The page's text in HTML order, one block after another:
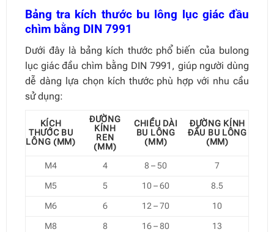
Bảng tra kích thước bu lông lục giác đầu
chìm bằng DIN 7991
Dưới đây là bảng kích thước phổ biến của bulong
lục giác đầu chìm bằng DIN 7991, giúp người dùng
dễ dàng lựa chọn kích thước phù hợp với nhu cầu
sử dụng:
KÍCH
THƯỚC BU
LÔNG (MM)
ĐƯỜNG
KÍNH
REN
(MM)
CHIỀU DÀI
BU LÔNG
(MM)
ĐƯỜNG KÍNH
ĐẦU BU LÔNG
(MM)
M4 4 8 – 50
7
M5
5 10 – 60
8.5
M6
6 12 – 70
10
M8
8 16 – 80
13